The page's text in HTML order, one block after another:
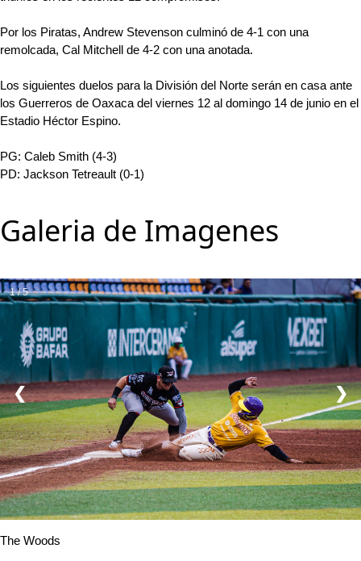
Por los Piratas, Andrew Stevenson culminó de 4-1 con una
remolcada, Cal Mitchell de 4-2 con una anotada.
Los siguientes duelos para la División del Norte serán en casa ante
los Guerreros de Oaxaca del viernes 12 al domingo 14 de junio en el
Estadio Héctor Espino.
PG: Caleb Smith (4-3)
PD: Jackson Tetreault (0-1)
Galeria de Imagenes
1 / 5
❮ ❯
The Woods